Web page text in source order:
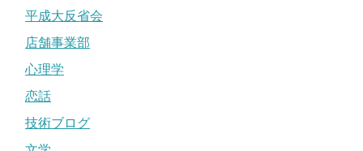
平成大反省会
店舗事業部
心理学
恋話
技術ブログ